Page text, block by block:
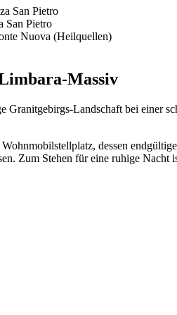
San Pietro
San Pietro
Nuova (Heilquellen)
Massiv
Landschaft bei einer
dessen
Zum Stehen für eine ruhige Nacht